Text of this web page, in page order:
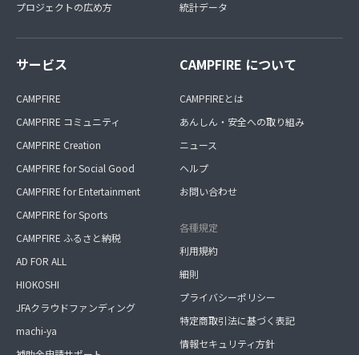
プロジェクトの広め方
統計データ
サービス
CAMPFIRE
CAMPFIRE コミュニティ
CAMPFIRE Creation
CAMPFIRE for Social Good
CAMPFIRE for Entertainment
CAMPFIRE for Sports
CAMPFIRE ふるさと納税
AD FOR ALL
HIOKOSHI
JFAクラウドファンディング
machi-ya
CAMPFIRE について
CAMPFIREとは
あんしん・安全への取り組み
ニュース
ヘルプ
お問い合わせ
各種規定
利用規約
細則
プライバシーポリシー
特定商取引法に基づく表記
情報セキュリティ方針